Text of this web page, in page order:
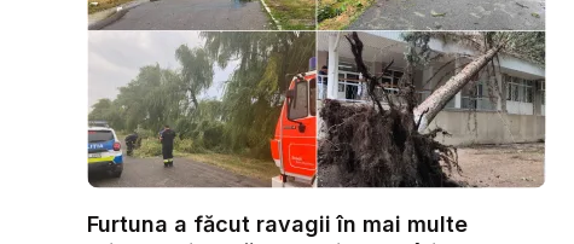
Furtuna a făcut ravagii în mai multe